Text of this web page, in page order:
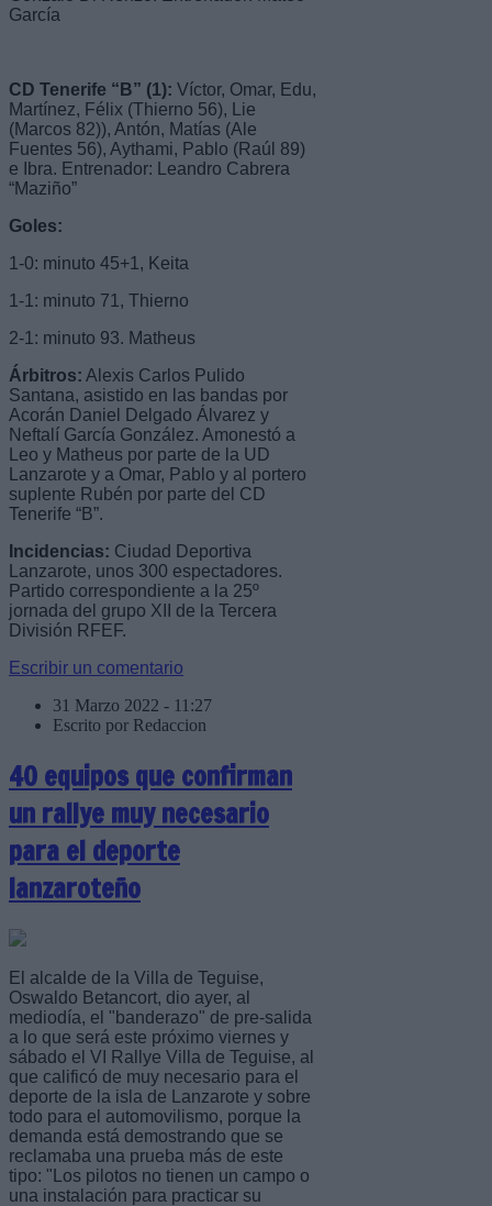
García
CD Tenerife “B” (1): Víctor, Omar, Edu,
Martínez, Félix (Thierno 56), Lie
(Marcos 82)), Antón, Matías (Ale
Fuentes 56), Aythami, Pablo (Raúl 89)
e Ibra. Entrenador: Leandro Cabrera
“Maziño”
Goles:
1-0: minuto 45+1, Keita
1-1: minuto 71, Thierno
2-1: minuto 93. Matheus
Árbitros: Alexis Carlos Pulido
Santana, asistido en las bandas por
Acorán Daniel Delgado Álvarez y
Neftalí García González. Amonestó a
Leo y Matheus por parte de la UD
Lanzarote y a Omar, Pablo y al portero
suplente Rubén por parte del CD
Tenerife “B”.
Incidencias: Ciudad Deportiva
Lanzarote, unos 300 espectadores.
Partido correspondiente a la 25º
jornada del grupo XII de la Tercera
División RFEF.
Escribir un comentario
31 Marzo 2022 - 11:27
Escrito por Redaccion
40 equipos que confirman
un rallye muy necesario
para el deporte
lanzaroteño
El alcalde de la Villa de Teguise,
Oswaldo Betancort, dio ayer, al
mediodía, el "banderazo" de pre-salida
a lo que será este próximo viernes y
sábado el VI Rallye Villa de Teguise, al
que calificó de muy necesario para el
deporte de la isla de Lanzarote y sobre
todo para el automovilismo, porque la
demanda está demostrando que se
reclamaba una prueba más de este
tipo: "Los pilotos no tienen un campo o
una instalación para practicar su